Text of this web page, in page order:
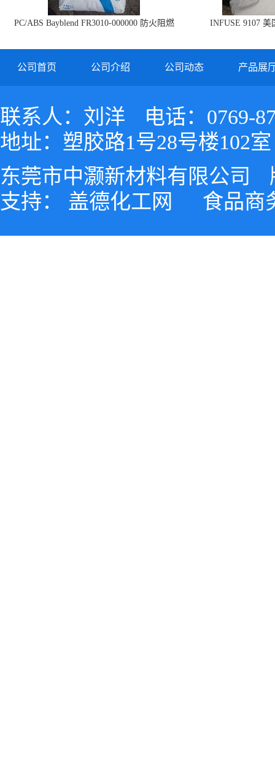
PC/ABS Bayblend FR3010-000000 防火阻燃
INFUSE 9107 美
公司首页 公司介绍 公司动态 产品展
联系人：刘洋
电话：0769-
地址：塑胶路1号28号楼102室
东莞市中灏新材料有限公司
支持： 盖德化工网 食品商